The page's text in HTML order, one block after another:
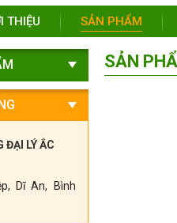
THIỆU SẢN PHẨM
ĐẠI LÝ ẮC
Dĩ An, Bình
SẢN